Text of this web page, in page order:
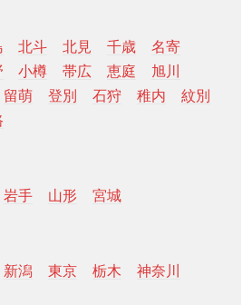
北斗 北見 千歳
名寄
小樽 帯広 恵庭
旭川
留萌 登別 石狩 稚内
紋別
岩手 山形 宮城
新潟 東京 栃木
神奈川